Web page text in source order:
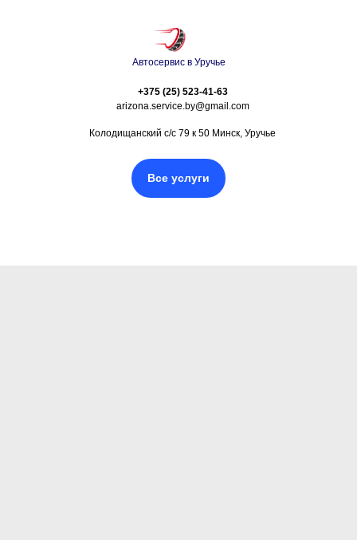
Автосервис в Уручье
+375 (25) 523-41-63
arizona.service.by@gmail.com
Колодищанский с/с 79 к 50 Минск, Уручье
Все услуги